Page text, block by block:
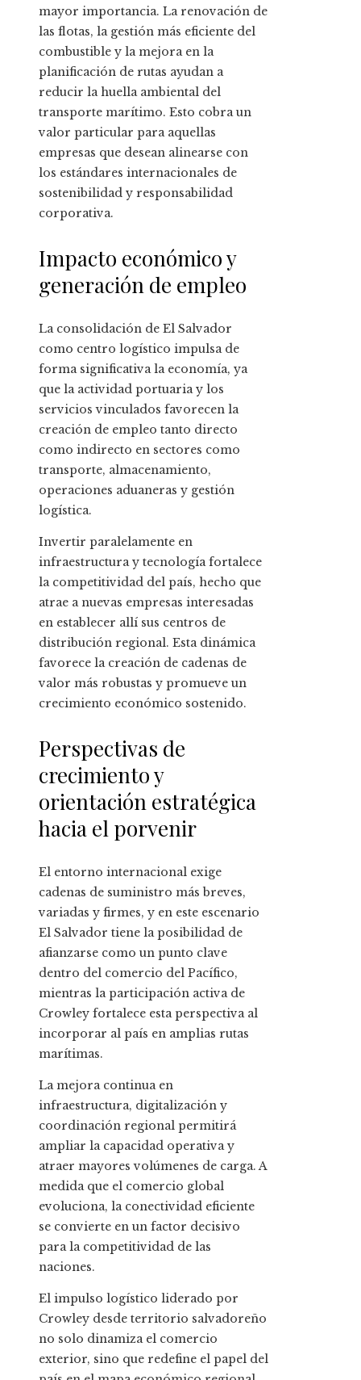
mayor importancia. La renovación de
las flotas, la gestión más eficiente del
combustible y la mejora en la
planificación de rutas ayudan a
reducir la huella ambiental del
transporte marítimo. Esto cobra un
valor particular para aquellas
empresas que desean alinearse con
los estándares internacionales de
sostenibilidad y responsabilidad
corporativa.
Impacto económico y
generación de empleo
La consolidación de El Salvador
como centro logístico impulsa de
forma significativa la economía, ya
que la actividad portuaria y los
servicios vinculados favorecen la
creación de empleo tanto directo
como indirecto en sectores como
transporte, almacenamiento,
operaciones aduaneras y gestión
logística.
Invertir paralelamente en
infraestructura y tecnología fortalece
la competitividad del país, hecho que
atrae a nuevas empresas interesadas
en establecer allí sus centros de
distribución regional. Esta dinámica
favorece la creación de cadenas de
valor más robustas y promueve un
crecimiento económico sostenido.
Perspectivas de
crecimiento y
orientación estratégica
hacia el porvenir
El entorno internacional exige
cadenas de suministro más breves,
variadas y firmes, y en este escenario
El Salvador tiene la posibilidad de
afianzarse como un punto clave
dentro del comercio del Pacífico,
mientras la participación activa de
Crowley fortalece esta perspectiva al
incorporar al país en amplias rutas
marítimas.
La mejora continua en
infraestructura, digitalización y
coordinación regional permitirá
ampliar la capacidad operativa y
atraer mayores volúmenes de carga. A
medida que el comercio global
evoluciona, la conectividad eficiente
se convierte en un factor decisivo
para la competitividad de las
naciones.
El impulso logístico liderado por
Crowley desde territorio salvadoreño
no solo dinamiza el comercio
exterior, sino que redefine el papel del